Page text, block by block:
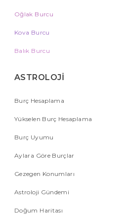
Oğlak Burcu
Kova Burcu
Balık Burcu
ASTROLOJİ
Burç Hesaplama
Yükselen Burç Hesaplama
Burç Uyumu
Aylara Göre Burçlar
Gezegen Konumları
Astroloji Gündemi
Doğum Haritası